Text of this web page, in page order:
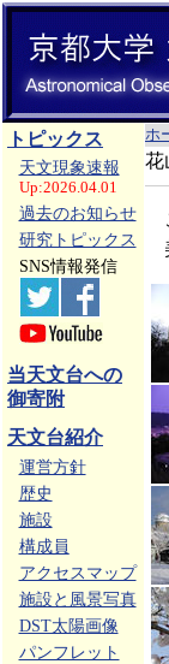
トピックス
天文現象速報
Up:2026.04.01
過去のお知らせ
研究トピックス
SNS情報発信
当天文台への
御寄附
天文台紹介
運営方針
歴史
施設
構成員
アクセスマップ
施設と風景写真
DST太陽画像
パンフレット
ホ
花